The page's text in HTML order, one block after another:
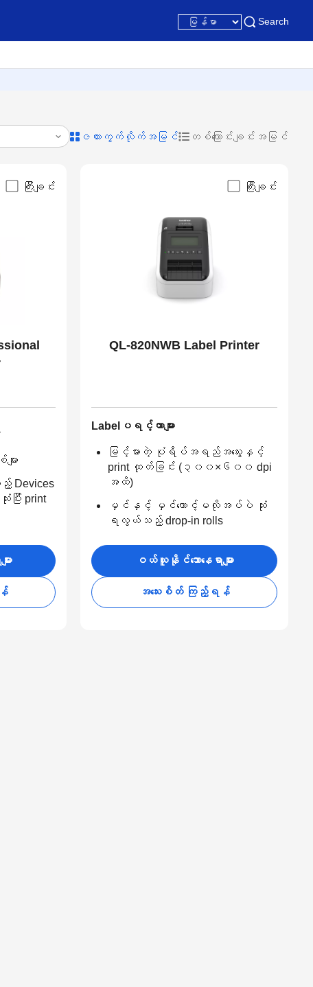
Search
ဇယားကွက်လိုက်အမြင် တစ်ကြောင်းချင်းအမြင်
ကြီးချင်း
ား
ည့် Devices
ပြီး print
း
ကြီးချင်း
QL-820NWB Label Printer
Labelပရင့်တာများ
မြင့်မားတဲ့ ပုံရိပ်အရည်အသွေးနှင့်
print ထုတ်ခြင်း (၃၀၀×၆၀၀ dpi
အထိ)
မှင်နှင့် မှင်တောင့်မလိုအပ်ပဲ သုံး
ရလွယ်သည့် drop-in rolls
ဝယ်ယူနိုင်သောနေရာများ
အသေးစိတ် ကြည့်ရန်